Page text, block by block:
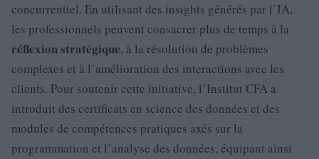
concurrentiel. En utilisant des insights générés par l’IA,
les professionnels peuvent consacrer plus de temps à la
réflexion stratégique, à la résolution de problèmes
complexes et à l’amélioration des interactions avec les
clients. Pour soutenir cette initiative, l’Institut CFA a
introduit des certificats en science des données et des
modules de compétences pratiques axés sur la
programmation et l’analyse des données, équipant ainsi